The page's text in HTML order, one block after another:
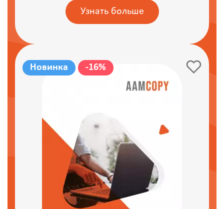
Узнать больше
Новинка -16%